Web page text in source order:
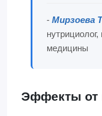
- Мирзоева
медицины
Эффекты от